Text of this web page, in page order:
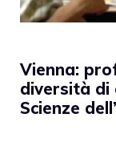
Vienna:
diversità di
Scienze